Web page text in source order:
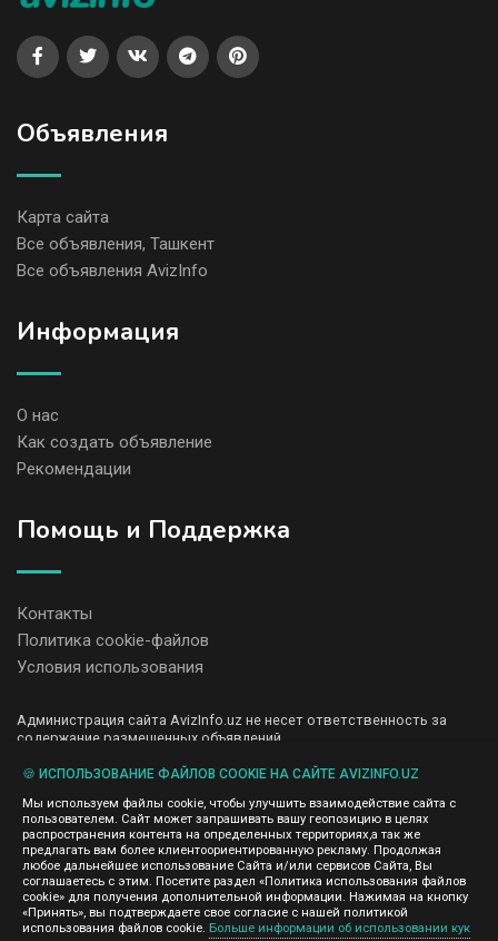
Объявления
Карта сайта
Все объявления, Ташкент
Все объявления AvizInfo
Информация
О нас
Как создать объявление
Рекомендации
Помощь и Поддержка
Контакты
Политика cookie-файлов
Условия использования
Администрация сайта AvizInfo.uz не несет ответственность за
содержание размещенных объявлений.
передаем и не продаем личную информацию зарегистрированных
правила конфиденциальности сайтов на которые ссылается
AvizInfo.uz. На некоторых страницах нашего сайта представлена
реклама Google Adsense Advertising Network. Чтобы узнать
подробней о правилах конфиденциальности Google нажмите тут
🍪 ИСПОЛЬЗОВАНИЕ ФАЙЛОВ COOKIE НА САЙТЕ AVIZINFO.UZ
Мы используем файлы cookie, чтобы улучшить взаимодействие сайта с
пользователем. Сайт может запрашивать вашу геопозицию в целях
распространения контента на определенных территориях,а так же
предлагать вам более клиентоориентированную рекламу. Продолжая
любое дальнейшее использование Сайта и/или сервисов Сайта, Вы
соглашаетесь с этим. Посетите раздел «Политика использования файлов
cookie» для получения дополнительной информации. Нажимая на кнопку
«Принять», вы подтверждаете свое согласие с нашей политикой
использования файлов cookie. Больше информации об использовании кук